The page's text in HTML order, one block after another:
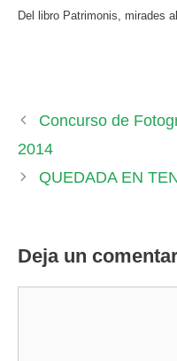
Del libro Patrimonis, mirades
Concurso de
2014
QUEDADA EN
Deja un